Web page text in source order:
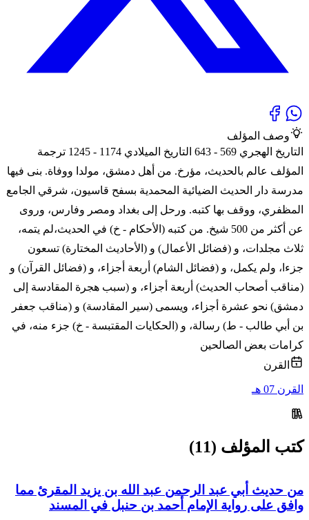
وصف المؤلف
التاريخ الهجري 569 - 643 التاريخ الميلادي 1174 - 1245 ترجمة
المؤلف عالم بالحديث، مؤرخ. من أهل دمشق، مولدا ووفاة. بنى فيها
مدرسة دار الحديث الضيائية المحمدية بسفح قاسيون، شرقي الجامع
المظفري، ووقف بها كتبه. ورحل إلى بغداد ومصر وفارس، وروى
عن أكثر من 500 شيخ. من كتبه (الأحكام - خ) في الحديث،لم يتمه،
ثلاث مجلدات، و (فضائل الأعمال) و (الأحاديث المختارة) تسعون
جزءا، ولم يكمل، و (فضائل الشام) أربعة أجزاء، و (فضائل القرآن) و
(مناقب أصحاب الحديث) أربعة أجزاء، و (سبب هجرة المقادسة إلى
دمشق) نحو عشرة أجزاء، ويسمى (سير المقادسة) و (مناقب جعفر
بن أبي طالب - ط) رسالة، و (الحكايات المقتبسة - خ) جزء منه، في
كرامات بعض الصالحين
القرن
القرن 07 هـ
كتب المؤلف (11)
من حديث أبي عبد الرحمن عبد الله بن يزيد المقرئ مما
وافق على رواية الإمام أحمد بن حنبل في المسند